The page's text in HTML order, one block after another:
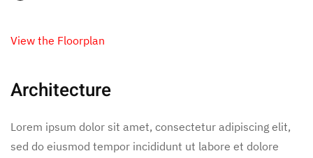
View the Floorplan
Architecture
Lorem ipsum dolor sit amet, consectetur adipiscing elit,
sed do eiusmod tempor incididunt ut labore et dolore